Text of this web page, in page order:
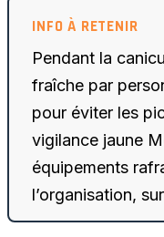
Pendant la
fraîche par
pour éviter les
vigilance jaune
équipements
l’organisation,